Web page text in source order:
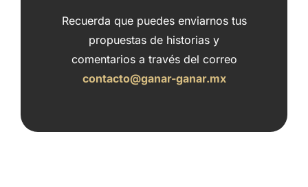
Recuerda que puedes enviarnos tus
propuestas de historias y
comentarios a través del correo
contacto@ganar-ganar.mx